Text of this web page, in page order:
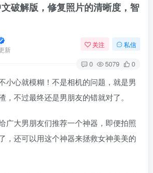
破解版，修复照片的清晰度，智
新
关注 私信
0 5079 0
小心就模糊！不是相机的问题，就是男
，不过最终还是男朋友的错就对了。
广大男朋友们推荐一个神器，即便拍照
，还可以用这个神器来拯救女神美美的